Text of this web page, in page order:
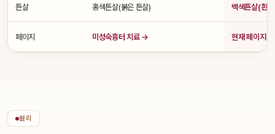
튼살 홍색튼살(붉은 튼살) 백색튼살(흰
페이지 미성숙흉터 치료 → 현재 페이지
원리